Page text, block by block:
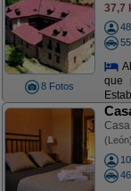
8 Fotos
37,7
que
(León)